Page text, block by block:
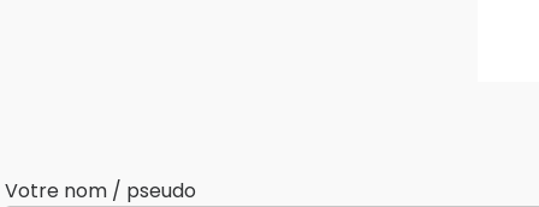
Votre nom / pseudo